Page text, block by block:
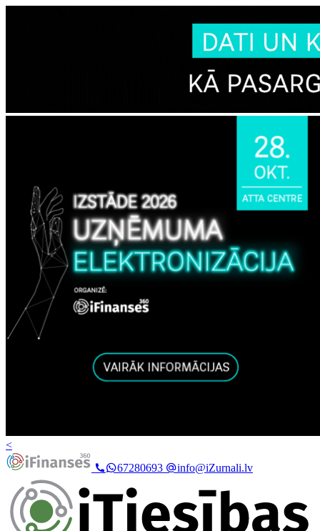
<
67280693
info@iZurnali.lv